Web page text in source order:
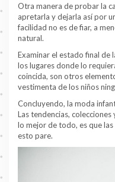
Otra manera de probar la
apretarla y dejarla así por
facilidad no es de fiar, a
natural.
Examinar el estado final de
los lugares donde lo
coincida, son otros
vestimenta de los niños
Concluyendo, la moda
Las tendencias,
lo mejor de todo, es que
esto pare.